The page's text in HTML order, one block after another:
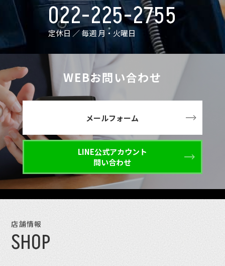
022-225-2755
定休日 ／ 毎週 月・火曜日
WEBお問い合わせ
メールフォーム
LINE公式アカウント
問い合わせ
店舗情報
SHOP